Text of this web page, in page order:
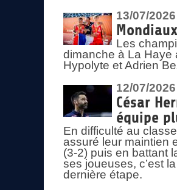
13/07/2026
Les
dimanche à La Haye
Hypolyte et Adrien
12/07/2026
César
équipe
En difficulté au
assuré leur maintien
(3-2) puis en battant
ses joueuses, c’est
dernière étape.